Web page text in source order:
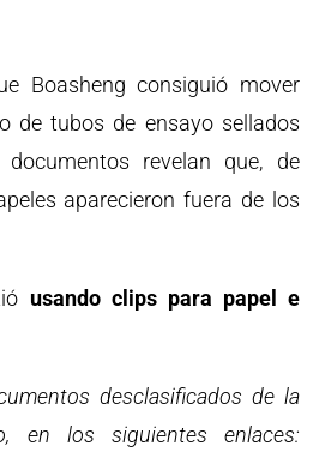
Boasheng consiguió mover
de tubos de ensayo sellados
documentos revelan que, de
aparecieron fuera de los
usando clips para papel e
desclasificados de la
en los siguientes enlaces: